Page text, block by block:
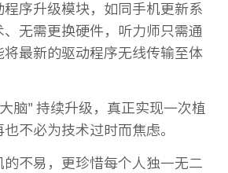
序升级模块，如同手机更新系
无需更换硬件，听力师只需通
最新的驱动程序无线传输至体
脑” 持续升级，真正实现一次植
不必为技术过时而焦虑。
不易，更珍惜每个人独一无二